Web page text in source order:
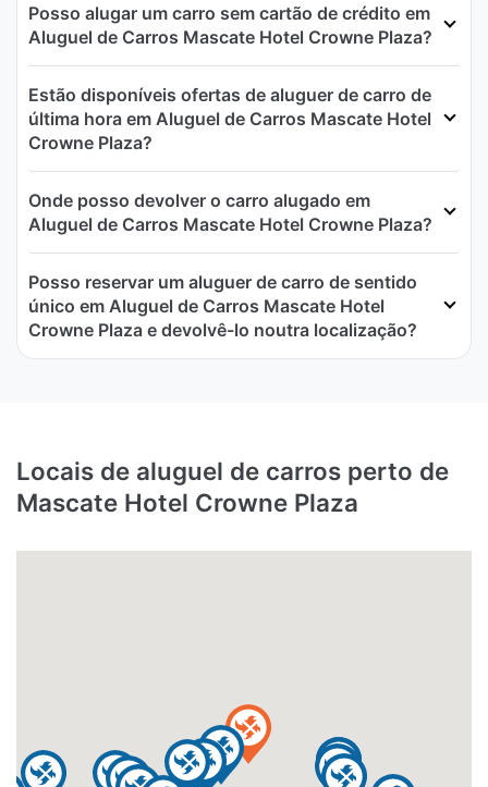
Posso alugar um carro sem cartão de crédito em
Aluguel de Carros Mascate Hotel Crowne Plaza?
Estão disponíveis ofertas de aluguer de carro de
última hora em Aluguel de Carros Mascate Hotel
Crowne Plaza?
Onde posso devolver o carro alugado em
Aluguel de Carros Mascate Hotel Crowne Plaza?
Posso reservar um aluguer de carro de sentido
único em Aluguel de Carros Mascate Hotel
Crowne Plaza e devolvê-lo noutra localização?
Locais de aluguel de carros perto de
Mascate Hotel Crowne Plaza